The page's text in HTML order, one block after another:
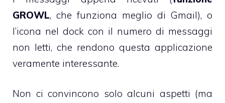
GROWL, che funziona meglio di Gmail), o
l’icona nel dock con il numero di messaggi
non letti, che rendono questa applicazione
veramente interessante.
Non ci convincono solo alcuni aspetti (ma